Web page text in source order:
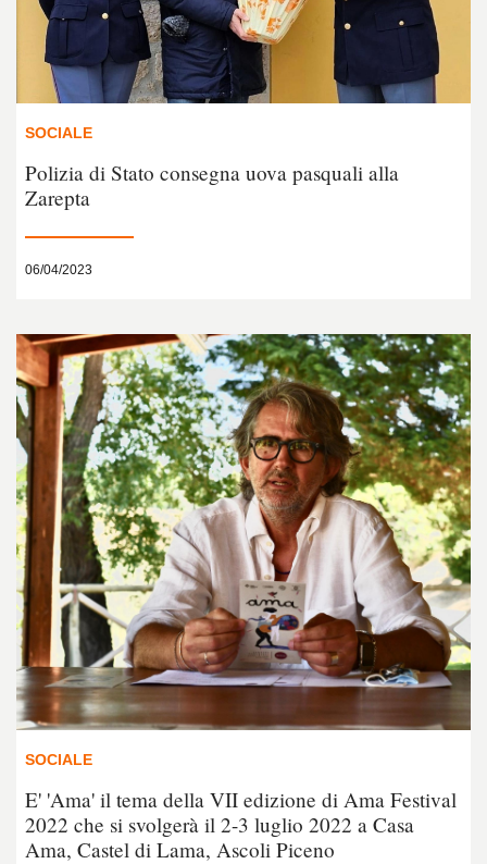
SOCIALE
Polizia di Stato consegna uova pasquali alla
Zarepta
06/04/2023
SOCIALE
E' 'Ama' il tema della VII edizione di Ama Festival
2022 che si svolgerà il 2-3 luglio 2022 a Casa
Ama, Castel di Lama, Ascoli Piceno